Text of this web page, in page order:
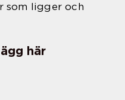
som ligger och
här